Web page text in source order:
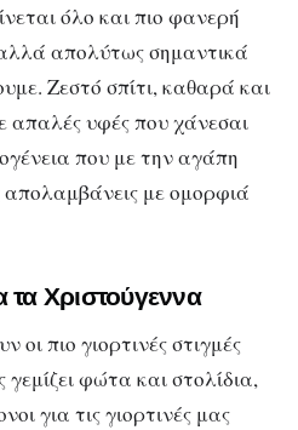
όλο και πιο φανερή
απολύτως σημαντικά
Ζεστό σπίτι, καθαρά και
υφές που χάνεσαι
που με την αγάπη
με ομορφιά
τα Χριστούγεννα
οι πιο γιορτινές στιγμές
φώτα και στολίδια,
για τις γιορτινές μας